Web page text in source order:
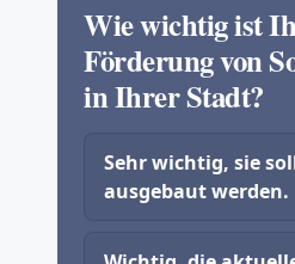
Wie wichtig ist
Förderung von
in Ihrer Stadt?
Sehr wichtig, sie
ausgebaut werden.